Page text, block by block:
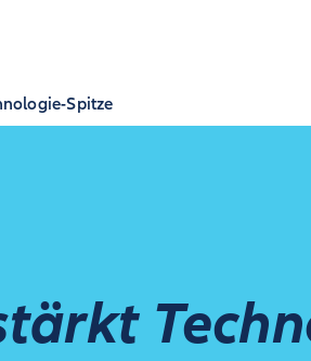
Spitze